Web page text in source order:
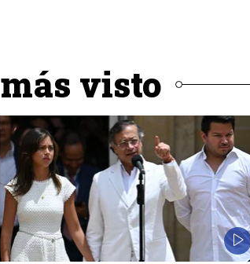
visto